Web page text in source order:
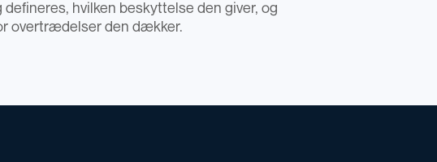
hvilken beskyttelse den giver, og
overtrædelser den dækker.